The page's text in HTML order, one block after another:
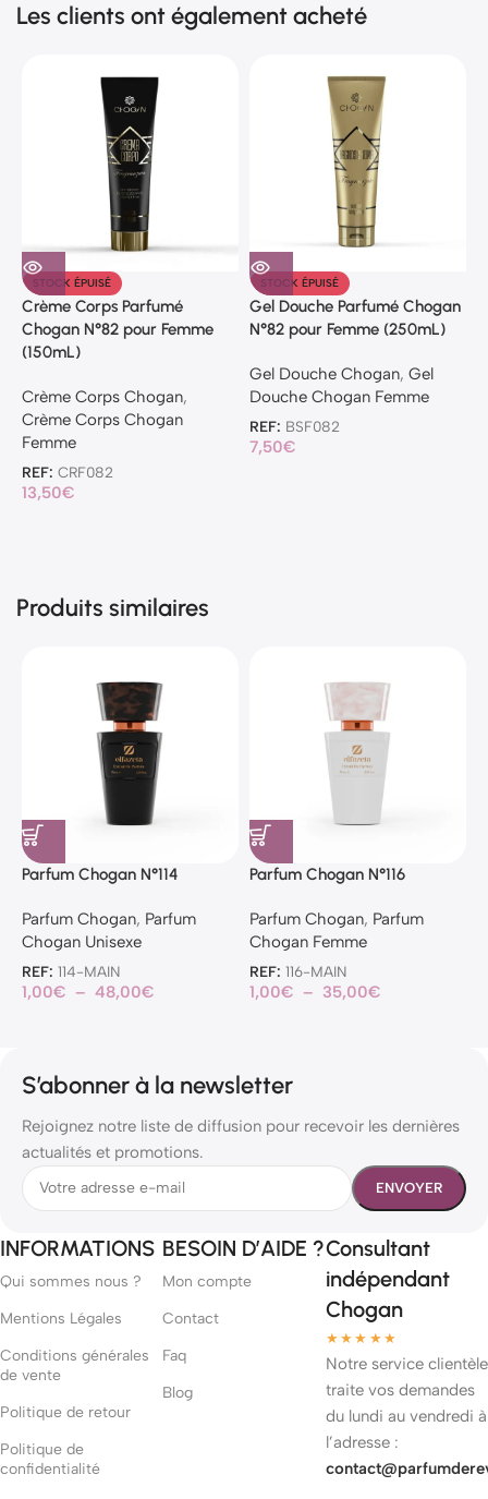
Les clients ont également acheté
STOCK ÉPUISÉ
Crème Corps Parfumé
Chogan N°82 pour Femme
(150mL)
Crème Corps Chogan,
Crème Corps Chogan
Femme
REF: CRF082
13,50€
STOCK ÉPUISÉ
Gel Douche Parfumé Chogan
N°82 pour Femme (250mL)
Gel Douche Chogan, Gel
Douche Chogan Femme
REF: BSF082
7,50€
Produits similaires
Parfum Chogan N°114
Parfum Chogan, Parfum
Chogan Unisexe
REF: 114-MAIN
1,00€ – 48,00€
Parfum Chogan N°116
Parfum Chogan, Parfum
Chogan Femme
REF: 116-MAIN
1,00€ – 35,00€
S’abonner à la newsletter
Rejoignez notre liste de diffusion pour recevoir les dernières
actualités et promotions.
INFORMATIONS
Qui sommes nous ?
Mentions Légales
Conditions générales
de vente
Politique de retour
Politique de
confidentialité
BESOIN D’AIDE ?
Mon compte
Contact
Faq
Blog
Consultant
indépendant
Chogan
★★★★★
Notre service clientèle
traite vos demandes
du lundi au vendredi à
l’adresse :